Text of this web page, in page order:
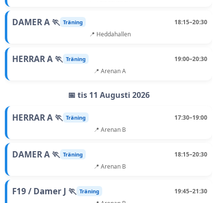
DAMER A 🏃 Träning
18:15–20:30
📍 Heddahallen
HERRAR A 🏃 Träning
19:00–20:30
📍 Arenan A
📅 tis 11 Augusti 2026
HERRAR A 🏃 Träning
17:30–19:00
📍 Arenan B
DAMER A 🏃 Träning
18:15–20:30
📍 Arenan B
F19 / Damer J 🏃 Träning
19:45–21:30